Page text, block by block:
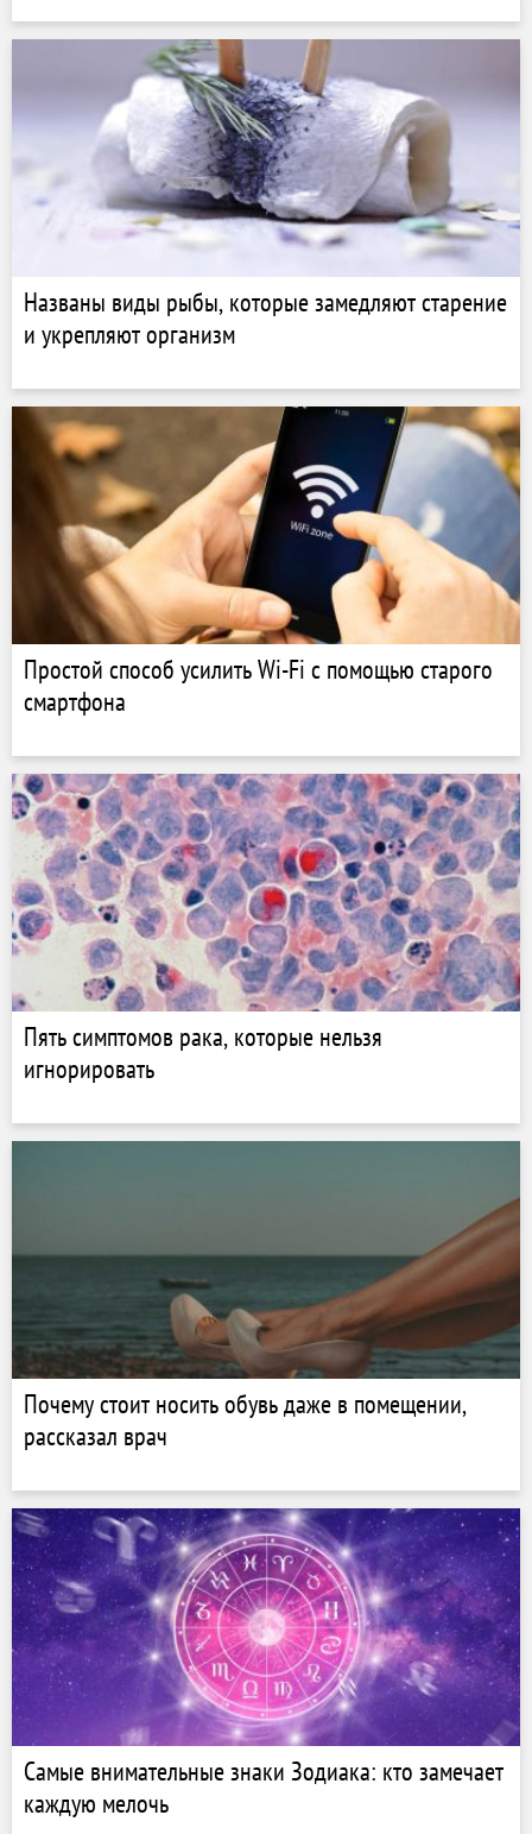
Названы виды рыбы, которые замедляют старение
и укрепляют организм
Простой способ усилить Wi-Fi с помощью старого
смартфона
Пять симптомов рака, которые нельзя
игнорировать
Почему стоит носить обувь даже в помещении,
рассказал врач
Самые внимательные знаки Зодиака: кто замечает
каждую мелочь